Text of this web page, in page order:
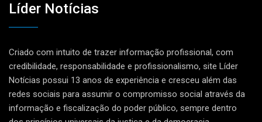
Líder Notícias
Criado com intuito de trazer informação profissional, com
credibilidade, responsabilidade e profissionalismo, site Líder
Notícias possui 13 anos de experiência e cresceu além das
redes sociais para assumir o compromisso social através da
informação e fiscalização do poder público, sempre dentro